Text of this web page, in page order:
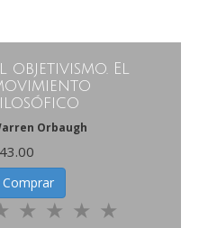
objetivismo. El
Orbaugh
Comprar